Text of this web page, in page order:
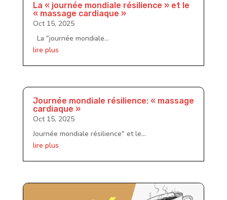
La « journée mondiale résilience » et le
« massage cardiaque »
Oct 15, 2025
La "journée mondiale...
lire plus
Journée mondiale résilience: « massage
cardiaque »
Oct 15, 2025
Journée mondiale résilience" et le...
lire plus